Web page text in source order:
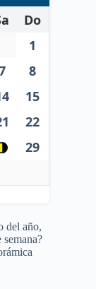
Do
1
8
15
22
29
del año,